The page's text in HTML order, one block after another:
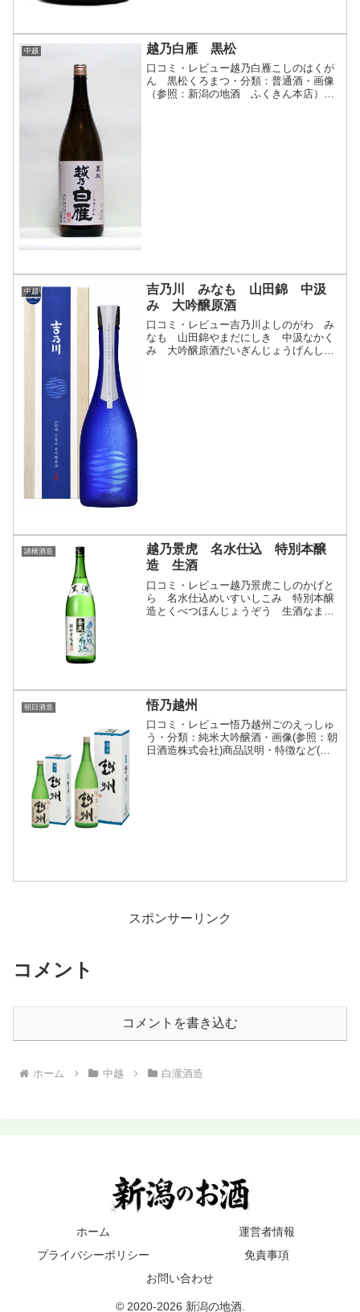
中越 越乃白雁 黒松
口コミ・レビュー越乃白雁こしのはくが
ん 黒松くろまつ・分類：普通酒・画像
（参照：新潟の地酒 ふくきん本店）商
中越
吉乃川 みなも 山田錦 中汲
み 大吟醸原酒
口コミ・レビュー吉乃川よしのがわ み
なも 山田錦やまだにしき 中汲なかく
み 大吟醸原酒だいぎんじょうげんし
諸橋酒造
越乃景虎 名水仕込 特別本醸
造 生酒
口コミ・レビュー越乃景虎こしのかげと
ら 名水仕込めいすいしこみ 特別本醸
造とくべつほんじょうぞう 生酒なまし
朝日酒造 悟乃越州
口コミ・レビュー悟乃越州ごのえっしゅ
う・分類：純米大吟醸酒・画像(参照：朝
日酒造株式会社)商品説明・特徴など(参
スポンサーリンク
コメント
コメントを書き込む
ホーム 中越 白瀧酒造
ホーム
運営者情報
プライバシーポリシー
免責事項
お問い合わせ
© 2020-2026 新潟の地酒.